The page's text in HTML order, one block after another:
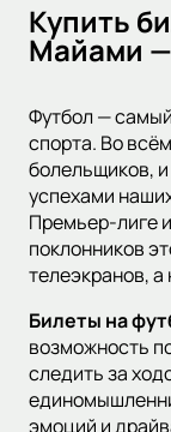
Купить
Майами —
Футбол —
спорта. Во
болельщиков,
успехами
Премьер-лиге
поклонников
телеэкранов,
Билеты на
возможность
следить за
эмоций и